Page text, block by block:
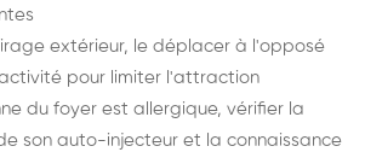
extérieur, le déplacer à l'opposé
pour limiter l'attraction
du foyer est allergique, vérifier la
son auto-injecteur et la connaissance